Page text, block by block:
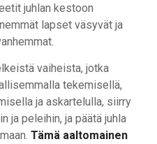
juhlan kestoon
lapset väsyvät ja
vaiheista, jotka
tekemisellä,
ja askartelulla, siirry
ja peleihin, ja päätä juhla
Tämä aaltomainen